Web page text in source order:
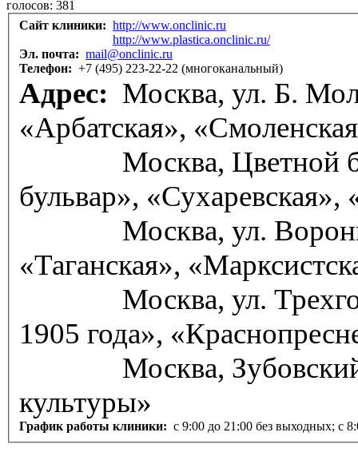
голосов: 381
Сайт клиники: http://www.onclinic.ru
http://www.plastica.onclinic.ru/
Эл. почта: mail@onclinic.ru
Телефон: +7 (495) 223-22-22 (многоканальный)
Адрес:
«Арбатская»,
бульвар», «Сухаревская»,
«Таганская»,
1905 года»,
культуры»
График работы клиники: с 9:00 до 21:00 без выходных; с